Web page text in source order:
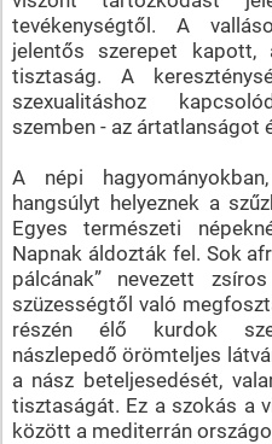
tevékenységtől. A
jelentős szerepet
tisztaság. A
szexualitáshoz
szemben - az ártatlanságot
A népi
hangsúlyt helyeznek a
Egyes természeti
Napnak áldozták fel. Sok
pálcának” nevezett
szüzességtől való
részén élő kurdok
nászlepedő örömteljes
a nász beteljesedését,
tisztaságát. Ez a szokás a
között a mediterrán